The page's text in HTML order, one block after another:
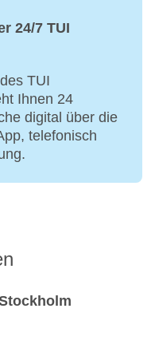
24/7 TUI
TUI
Ihnen 24
digital über die
telefonisch